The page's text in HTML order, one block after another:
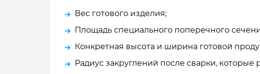
Вес готового изделия;
Площадь специального поперечного
Конкретная высота и ширина готовой
Радиус закруглений после сварки, которые